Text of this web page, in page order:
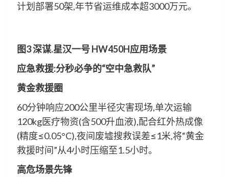
计划部署50架,年节省运维成本超3000万元。
图3 深谋.星汉一号 HW450H应用场景
应急救援:分秒必争的“空中急救队”
黄金救援圈
60分钟响应200公里半径灾害现场,单次运输
120kg医疗物资(含500升血液),配合红外热成像
(精度≤0.05°C),夜间废墟搜救误差≤1米,将“黄金
救援时间”从4小时压缩至1.5小时。
高危场景先锋